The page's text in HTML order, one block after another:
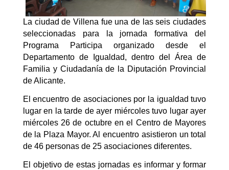
La ciudad de Villena fue una de las seis ciudades
seleccionadas para la jornada formativa del
Programa Participa organizado desde el
Departamento de Igualdad, dentro del Área de
Familia y Ciudadanía de la Diputación Provincial
de Alicante.
El encuentro de asociaciones por la igualdad tuvo
lugar en la tarde de ayer miércoles tuvo lugar ayer
miércoles 26 de octubre en el Centro de Mayores
de la Plaza Mayor. Al encuentro asistieron un total
de 46 personas de 25 asociaciones diferentes.
El objetivo de estas jornadas es informar y formar